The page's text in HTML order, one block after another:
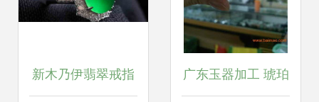
新木乃伊翡翠戒指 广东玉器加工 琥珀